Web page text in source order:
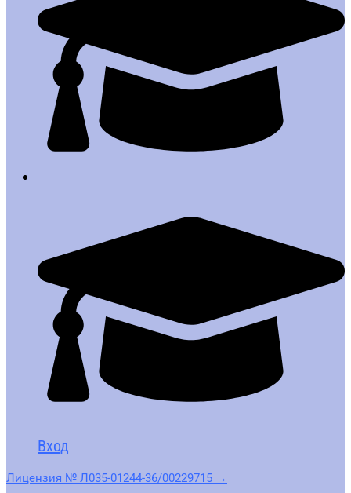
Вход
Лицензия № Л035-01244-36/00229715 →